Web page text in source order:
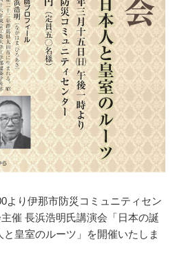
より伊那市防災コミュニティセン
催 長浜浩明氏講演会「日本の誕
皇室のルーツ」を開催いたしま